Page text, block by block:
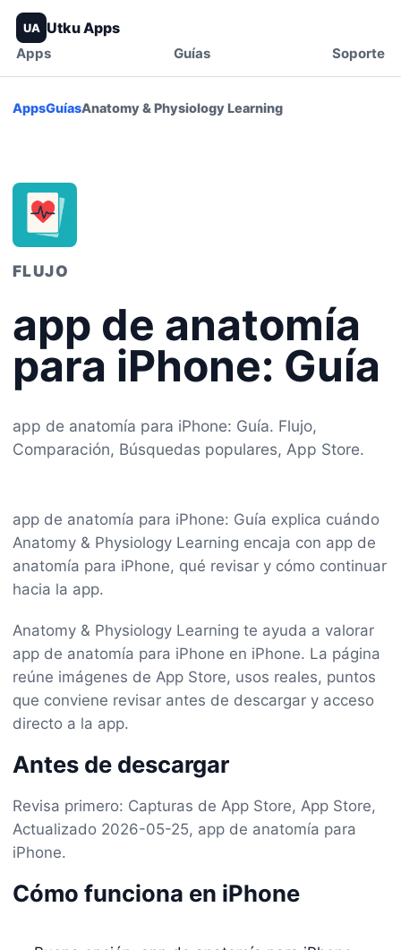
UA Utku Apps
Apps Guías Soporte
AppsGuíasAnatomy & Physiology Learning
FLUJO
app de anatomía
para iPhone: Guía
app de anatomía para iPhone: Guía. Flujo,
Comparación, Búsquedas populares, App Store.
app de anatomía para iPhone: Guía explica cuándo
Anatomy & Physiology Learning encaja con app de
anatomía para iPhone, qué revisar y cómo continuar
hacia la app.
Anatomy & Physiology Learning te ayuda a valorar
app de anatomía para iPhone en iPhone. La página
reúne imágenes de App Store, usos reales, puntos
que conviene revisar antes de descargar y acceso
directo a la app.
Antes de descargar
Revisa primero: Capturas de App Store, App Store,
Actualizado 2026-05-25, app de anatomía para
iPhone.
Cómo funciona en iPhone